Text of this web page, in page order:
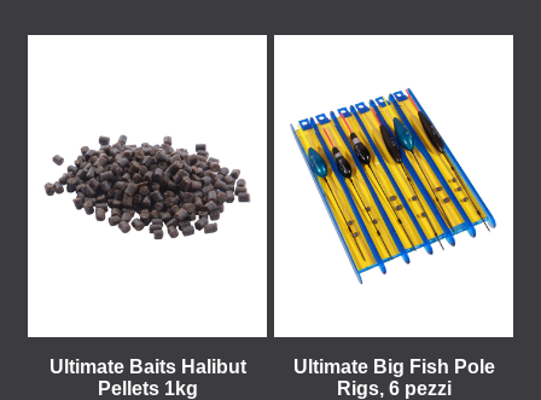
Ultimate Baits Halibut
Pellets 1kg
Ultimate Big Fish Pole
Rigs, 6 pezzi